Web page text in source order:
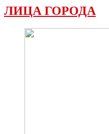
ЛИЦА ГОРОДА